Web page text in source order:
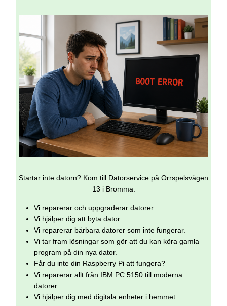
Startar inte datorn? Kom till Datorservice på Orrspelsvägen
13 i Bromma.
Vi reparerar och uppgraderar datorer.
Vi hjälper dig att byta dator.
Vi reparerar bärbara datorer som inte fungerar.
Vi tar fram lösningar som gör att du kan köra gamla
program på din nya dator.
Får du inte din Raspberry Pi att fungera?
Vi reparerar allt från IBM PC 5150 till moderna
datorer.
Vi hjälper dig med digitala enheter i hemmet.